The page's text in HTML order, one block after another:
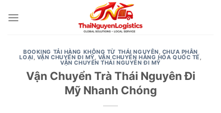
BOOKING TẢI HÀNG KHÔNG TỪ THÁI NGUYÊN, CHƯA PHÂN
LOẠI, VẬN CHUYỂN ĐI MỸ, VẬN CHUYỂN HÀNG HÓA QUỐC TẾ,
VẬN CHUYỂN THÁI NGUYÊN ĐI MỸ
Vận Chuyển Trà Thái Nguyên Đi
Mỹ Nhanh Chóng